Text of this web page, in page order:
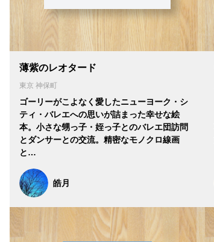
薄紫のレオタード
東京 神保町
ゴーリーがこよなく愛したニューヨーク・シ
ティ・バレエへの思いが詰まった幸せな絵
本。小さな甥っ子・姪っ子とのバレエ団訪問
とダンサーとの交流。精密なモノクロ線画
と…
皓月